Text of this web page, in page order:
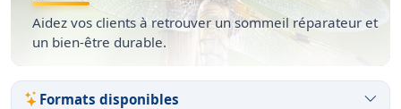
Aidez vos clients à retrouver un sommeil réparateur et
un bien-être durable.
Formats disponibles